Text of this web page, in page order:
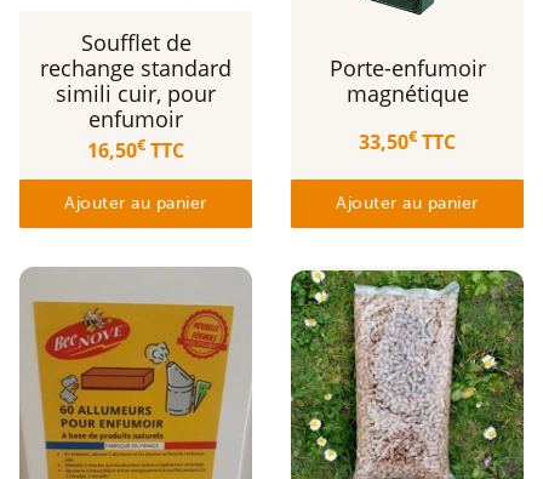
Soufflet de
rechange standard
simili cuir, pour
enfumoir
16,50€ TTC
Ajouter au panier
Porte-enfumoir
magnétique
33,50€ TTC
Ajouter au panier